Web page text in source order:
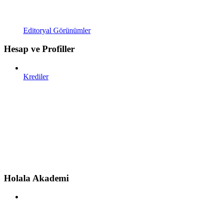
Editoryal Görünümler
Hesap ve Profiller
Krediler
Holala Akademi